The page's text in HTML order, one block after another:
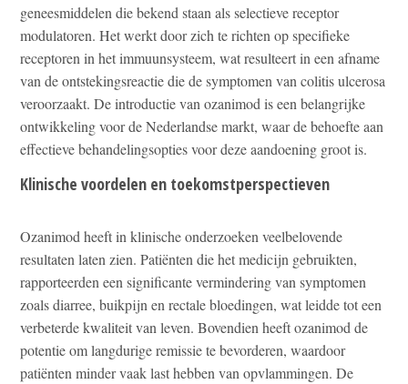
geneesmiddelen die bekend staan als selectieve receptor
modulatoren. Het werkt door zich te richten op specifieke
receptoren in het immuunsysteem, wat resulteert in een afname
van de ontstekingsreactie die de symptomen van colitis ulcerosa
veroorzaakt. De introductie van ozanimod is een belangrijke
ontwikkeling voor de Nederlandse markt, waar de behoefte aan
effectieve behandelingsopties voor deze aandoening groot is.
Klinische voordelen en toekomstperspectieven
Ozanimod heeft in klinische onderzoeken veelbelovende
resultaten laten zien. Patiënten die het medicijn gebruikten,
rapporteerden een significante vermindering van symptomen
zoals diarree, buikpijn en rectale bloedingen, wat leidde tot een
verbeterde kwaliteit van leven. Bovendien heeft ozanimod de
potentie om langdurige remissie te bevorderen, waardoor
patiënten minder vaak last hebben van opvlammingen. De